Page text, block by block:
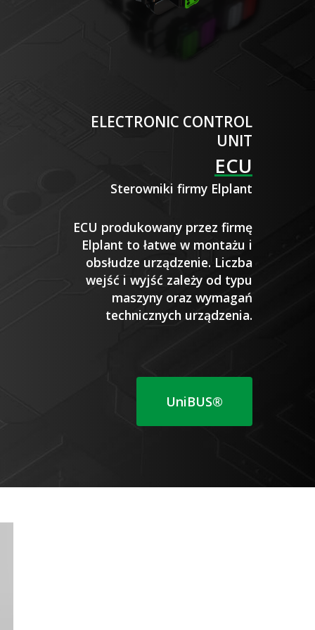
ELECTRONIC CONTROL
UNIT
ECU
Sterowniki firmy Elplant
ECU produkowany przez firmę
Elplant to łatwe w montażu i
obsłudze urządzenie. Liczba
wejść i wyjść zależy od typu
maszyny oraz wymagań
technicznych urządzenia.
UniBUS®